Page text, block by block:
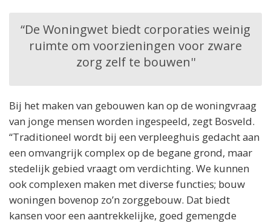
“De Woningwet biedt corporaties weinig
ruimte om voorzieningen voor zware
zorg zelf te bouwen''
Bij het maken van gebouwen kan op de woningvraag
van jonge mensen worden ingespeeld, zegt Bosveld.
“Traditioneel wordt bij een verpleeghuis gedacht aan
een omvangrijk complex op de begane grond, maar
stedelijk gebied vraagt om verdichting. We kunnen
ook complexen maken met diverse functies; bouw
woningen bovenop zo’n zorggebouw. Dat biedt
kansen voor een aantrekkelijke, goed gemengde